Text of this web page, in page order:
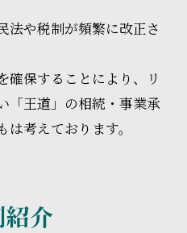
法や税制が頻繁に改正さ
確保することにより、リ
「王道」の相続・事業承
考えております。
介